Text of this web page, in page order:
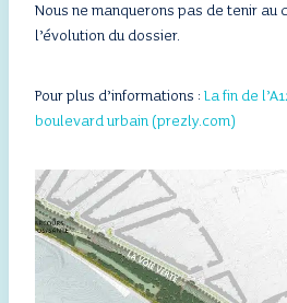
Nous ne manquerons pas de tenir au
l’évolution du dossier.
Pour plus d’informations : La fin de
boulevard urbain (prezly.com)